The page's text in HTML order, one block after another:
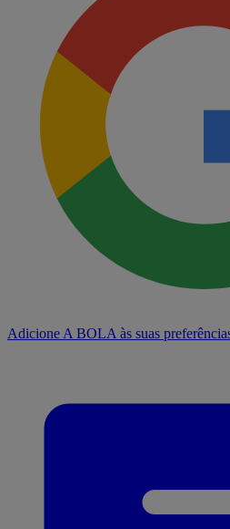
Adicione A BOLA às suas